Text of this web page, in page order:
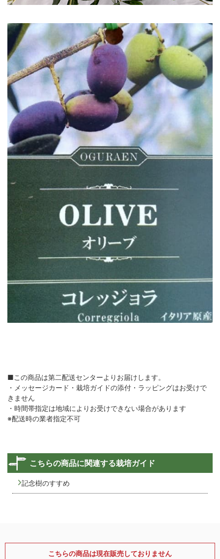
■この商品は第二配送センターよりお届けします。
・メッセージカード・栽培ガイドの添付・ラッピングはお受けで
きません
・時間帯指定は地域によりお受けできない場合があります
※配送時の業者指定不可
こちらの商品に関連する栽培ガイド
記念樹のすすめ
こちらの商品は現在販売しておりません